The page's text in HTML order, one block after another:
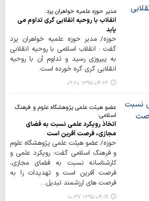
مدیر حوزه علمیه خواهران یزد:
انقلاب با روحیه انقلابی گری تداوم می
یابد
حوزه/ مدیر حوزه علمیه خواهران یزد
گفت : انقلاب اسلامی با روحیه انقلابی
به پیروزی رسید و تداوم آن با روحیه
انقلابی گری گره خورده است.
۱۳۹۵-۰۴-۲۶ ۰۹:۲۰
عضو هیئت علمی پژوهشگاه علوم و فرهنگ
اسلامی:
اتخاذ رویکرد علمی نسبت به فضای
مجازی، فرصت آفرین است
حوزه/ عضو هیئت علمی پژوهشگاه علوم
و فرهنگ اسلامی گفت: رویکرد علمی و
کارشناسانه نسبت به فضای مجازی،
فرصت آفرین است و تهدیدات را به
فرصت های ارزشمند تبدیل…
۱۳۹۵-۰۴-۱۹ ۱۰:۳۷